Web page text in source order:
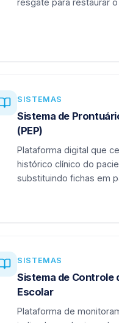
SISTEMAS
Sistema de
(PEP)
Plataforma digital que
histórico clínico do
substituindo fichas em
SISTEMAS
Sistema de Controle
Escolar
Plataforma de